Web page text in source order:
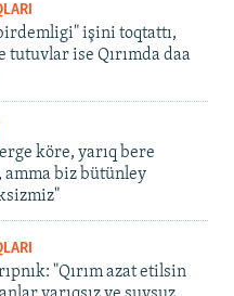
işini toqtattı,
tutuvlar ise Qırımda daa
köre, yarıq bere
amma biz bütünley
"Qırım azat etilsin